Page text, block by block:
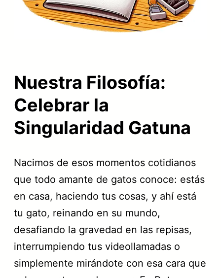
Nuestra Filosofía:
Celebrar la
Singularidad Gatuna
Nacimos de esos momentos cotidianos
que todo amante de gatos conoce: estás
en casa, haciendo tus cosas, y ahí está
tu gato, reinando en su mundo,
desafiando la gravedad en las repisas,
interrumpiendo tus videollamadas o
simplemente mirándote con esa cara que